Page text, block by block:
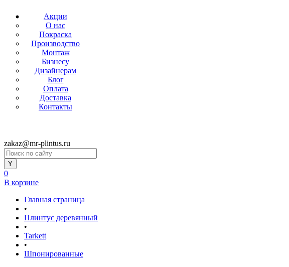
Акции
О нас
Покраска
Производство
Монтаж
Бизнесу
Дизайнерам
Блог
Оплата
Доставка
Контакты
zakaz@mr-plintus.ru
0
В корзине
Главная страница
•
Плинтус деревянный
•
Tarkett
•
Шпонированные